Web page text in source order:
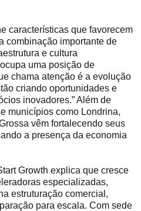
características que favorecem
combinação importante de
e cultura
uma posição de
chama atenção é a evolução
criando oportunidades e
inovadores.” Além de
municípios como Londrina,
vêm fortalecendo seus
a presença da economia
Growth explica que cresce
especializadas,
estruturação comercial,
para escala. Com sede